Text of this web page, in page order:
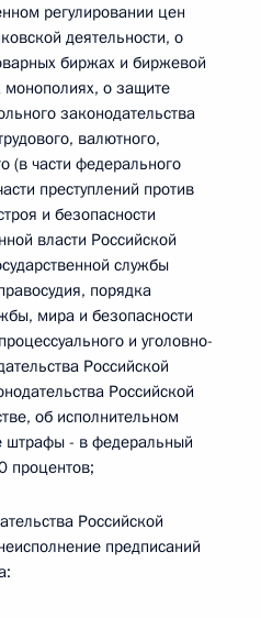
регулировании цен
деятельности, о
биржах и биржевой
монополиях, о защите
законодательства
валютного,
(в части федерального
преступлений против
и безопасности
власти Российской
службы
порядка
мира и безопасности
и уголовно-
Российской
Российской
об исполнительном
штрафы - в федеральный
процентов;
Российской
предписаний